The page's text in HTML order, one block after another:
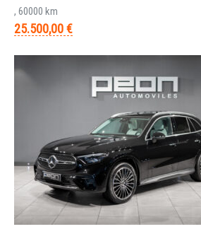
, 60000 km
25.500,00 €